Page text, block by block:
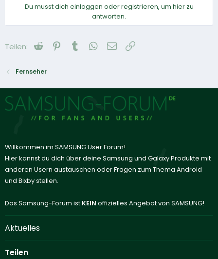
Du musst dich einloggen oder registrieren, um hier zu
antworten.
Teilen: Reddit Pinterest
Tumblr WhatsApp
E-Mail
Fernseher
Willkommen im SAMSUNG User Forum!
Hier kannst du dich über deine Samsung und Galaxy Produkte mit
anderen Usern austauschen oder Fragen zum Thema Android
und Bixby stellen.
Das Samsung-Forum ist KEIN offizielles Angebot von SAMSUNG!
Aktuelles
Teilen